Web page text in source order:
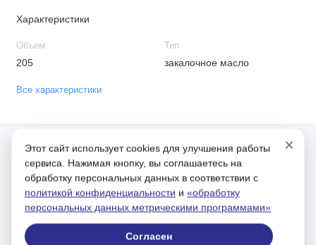
Характеристики
Объем
205
Тип
закалочное масло
Все характеристики
Описание
Nord OIL Hard – закалочное масло для получения
стальных изделий с высокими значениями твердости,
требуемой структуры и чистоты поверхности. Масло
×
Этот сайт использует cookies для улучшения работы
сервиса. Нажимая кнопку, вы соглашаетесь на
обработку персональных данных в соответствии с
политикой конфиденциальности и «обработку
персональных данных метрическими программами»
Согласен